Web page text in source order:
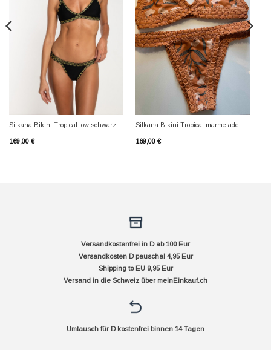
Silkana Bikini Tropical low schwarz
169,00 €
Silkana Bikini Tropical marmelade
169,00 €
Versandkostenfrei in D ab 100 Eur
Versandkosten D pauschal 4,95 Eur
Shipping to EU 9,95 Eur
Versand in die Schweiz über meinEinkauf.ch
Umtausch für D kostenfrei binnen 14 Tagen